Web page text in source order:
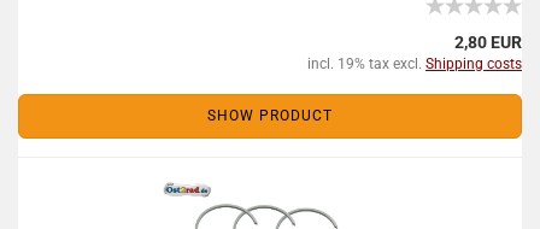
2,80 EUR
incl. 19% tax excl. Shipping costs
SHOW PRODUCT